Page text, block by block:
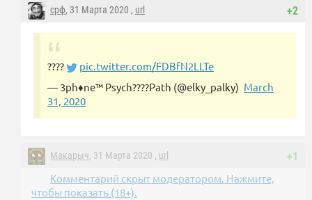
+2
срф, 31 Марта 2020 , url
????
pic.twitter.com/FDBfN2LLTe
— 3ph♦ne™ Psych????Path (@elky_palky) March
31, 2020
+1
Макарыч, 31 Марта 2020 , url
Комментарий скрыт модератором. Нажмите,
чтобы показать (18+).